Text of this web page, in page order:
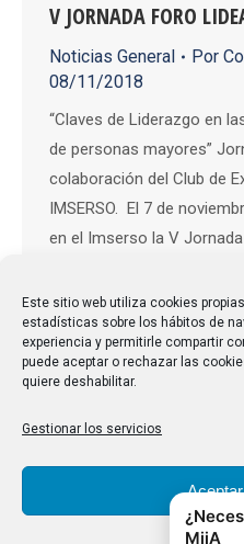
Este sitio web utiliza cookies
estadísticas sobre los hábitos de
experiencia y permitirle compartir
puede aceptar o rechazar las
quiere deshabilitar.
Gestionar los servicios
V JORNADA FORO
Noticias General Por
08/11/2018
“Claves de Liderazgo en
de personas mayores”
colaboración del Club de
IMSERSO. El 7 de
en el Imserso la V
organizaciones que